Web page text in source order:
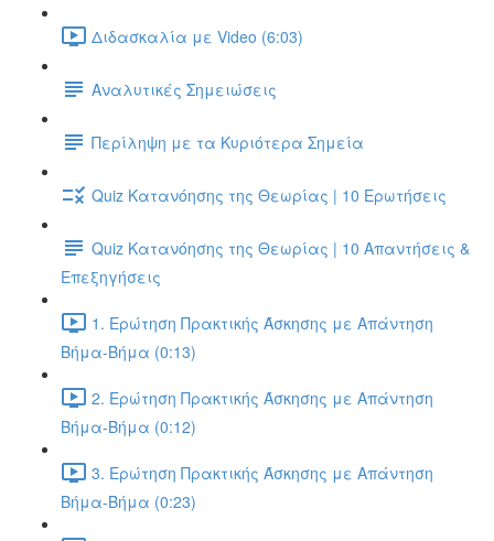
Διδασκαλία με Video (6:03)
Αναλυτικές Σημειώσεις
Περίληψη με τα Κυριότερα Σημεία
Quiz Κατανόησης της Θεωρίας | 10 Ερωτήσεις
Quiz Κατανόησης της Θεωρίας | 10 Απαντήσεις &
Επεξηγήσεις
1. Ερώτηση Πρακτικής Άσκησης με Απάντηση
Βήμα-Βήμα (0:13)
2. Ερώτηση Πρακτικής Άσκησης με Απάντηση
Βήμα-Βήμα (0:12)
3. Ερώτηση Πρακτικής Άσκησης με Απάντηση
Βήμα-Βήμα (0:23)